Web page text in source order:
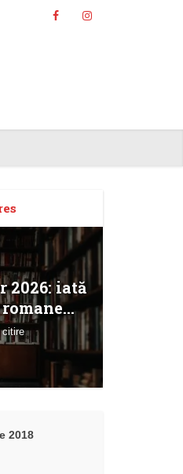
2026: iată
citire
2018